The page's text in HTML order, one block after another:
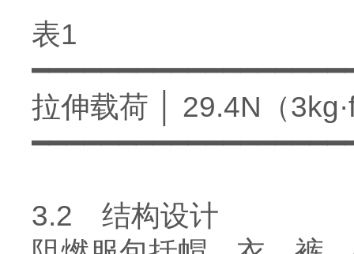
表1
拉伸载荷 │ 29.4N（
3.2 结构设计